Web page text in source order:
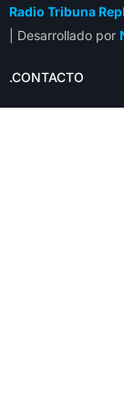
Radio Tribuna
| Desarrollado por
.CONTACTO